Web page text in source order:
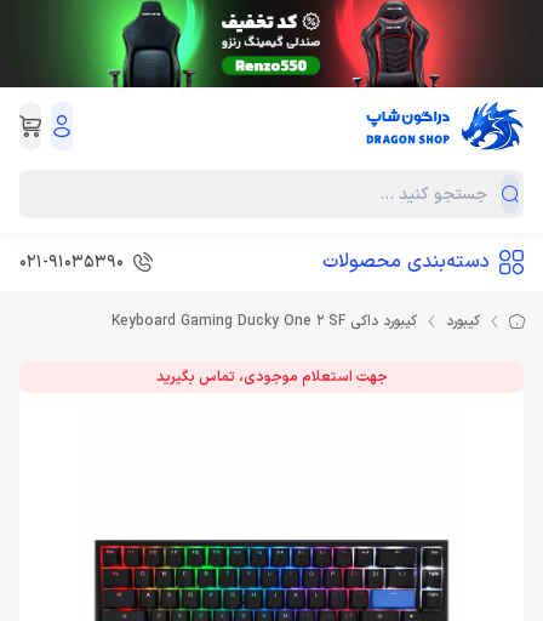
دسته‌بندی محصولات 021-91035390
کیبورد کیبورد داکی Keyboard Gaming Ducky One 2 SF
جهت استعلام موجودی، تماس بگیرید